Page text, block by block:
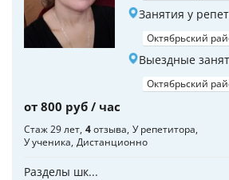
Занятия у
Октябрьский
Выездные
Октябрьский
от 800 руб / час
Стаж 29 лет 4отзыва У репетитора
У ученика Дистанционно
Разделы шк...